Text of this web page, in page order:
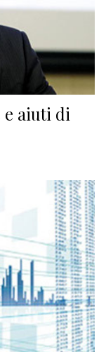
e aiuti di